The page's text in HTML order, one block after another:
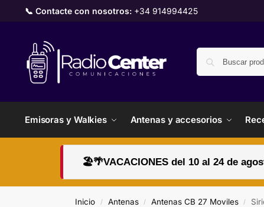
📞 Contacte con nosotros: +34 914994425
Emisoras y Walkies Antenas y accesorios
🏖️🌴VACACIONES del 10 al 24 de
Inicio / Antenas / Antenas CB 27 Moviles /